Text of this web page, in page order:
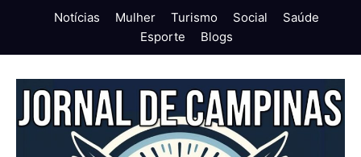
Notícias Mulher Turismo Social
Saúde
Esporte
Blogs